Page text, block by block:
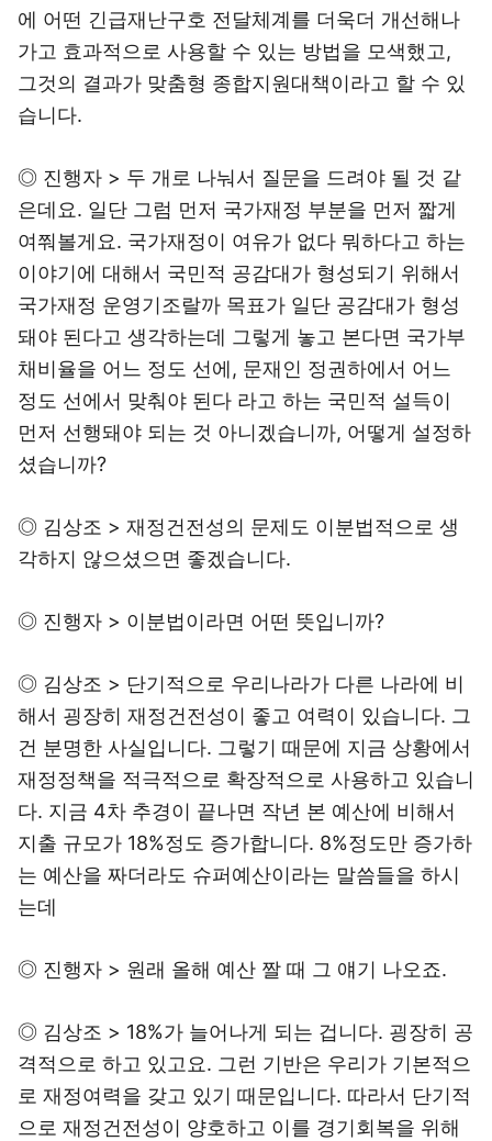
에 어떤 긴급재난구호 전달체계를 더욱더 개선해나
가고 효과적으로 사용할 수 있는 방법을 모색했고,
그것의 결과가 맞춤형 종합지원대책이라고 할 수 있
습니다.
◎ 진행자 > 두 개로 나눠서 질문을 드려야 될 것 같
은데요. 일단 그럼 먼저 국가재정 부분을 먼저 짧게
여쭤볼게요. 국가재정이 여유가 없다 뭐하다고 하는
이야기에 대해서 국민적 공감대가 형성되기 위해서
국가재정 운영기조랄까 목표가 일단 공감대가 형성
돼야 된다고 생각하는데 그렇게 놓고 본다면 국가부
채비율을 어느 정도 선에, 문재인 정권하에서 어느
정도 선에서 맞춰야 된다 라고 하는 국민적 설득이
먼저 선행돼야 되는 것 아니겠습니까, 어떻게 설정하
셨습니까?
◎ 김상조 > 재정건전성의 문제도 이분법적으로 생
각하지 않으셨으면 좋겠습니다.
◎ 진행자 > 이분법이라면 어떤 뜻입니까?
◎ 김상조 > 단기적으로 우리나라가 다른 나라에 비
해서 굉장히 재정건전성이 좋고 여력이 있습니다. 그
건 분명한 사실입니다. 그렇기 때문에 지금 상황에서
재정정책을 적극적으로 확장적으로 사용하고 있습니
다. 지금 4차 추경이 끝나면 작년 본 예산에 비해서
지출 규모가 18%정도 증가합니다. 8%정도만 증가하
는 예산을 짜더라도 슈퍼예산이라는 말씀들을 하시
는데
◎ 진행자 > 원래 올해 예산 짤 때 그 얘기 나오죠.
◎ 김상조 > 18%가 늘어나게 되는 겁니다. 굉장히 공
격적으로 하고 있고요. 그런 기반은 우리가 기본적으
로 재정여력을 갖고 있기 때문입니다. 따라서 단기적
으로 재정건전성이 양호하고 이를 경기회복을 위해